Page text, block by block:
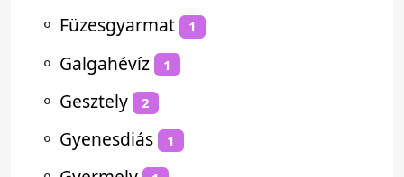
⚬ Füzesgyarmat 1
⚬ Galgahévíz 1
⚬ Gesztely 2
⚬ Gyenesdiás 1